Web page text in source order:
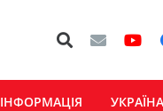
ІНФОРМАЦІЯ УКРАЇНА